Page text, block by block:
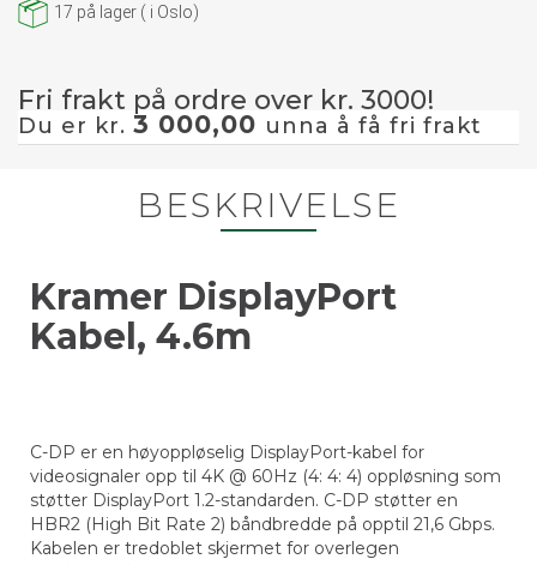
17 på lager ( i Oslo)
Fri frakt på ordre over kr. 3000!
Du er kr. 3 000,00 unna å få fri frakt
BESKRIVELSE
Kramer DisplayPort
Kabel, 4.6m
C-DP er en høyoppløselig DisplayPort-kabel for
videosignaler opp til 4K @ 60Hz (4: 4: 4) oppløsning som
støtter DisplayPort 1.2-standarden. C-DP støtter en
HBR2 (High Bit Rate 2) båndbredde på opptil 21,6 Gbps.
Kabelen er tredoblet skjermet for overlegen